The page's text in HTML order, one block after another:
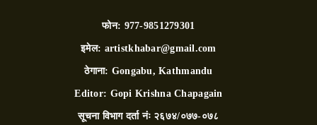
फोन: 977-9851279301
इमेल: artistkhabar@gmail.com
ठेगाना: Gongabu, Kathmandu
Editor: Gopi Krishna Chapagain
सूचना विभाग दर्ता नंः २६७४/०७७-०७८